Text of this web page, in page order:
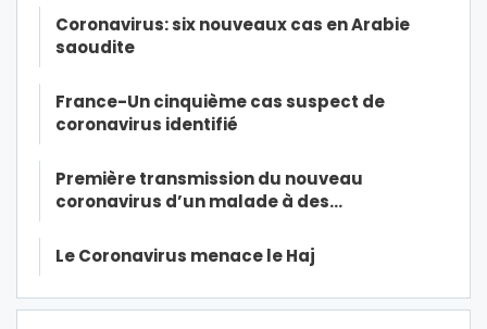
Coronavirus: six nouveaux cas en Arabie
saoudite
France-Un cinquième cas suspect de
coronavirus identifié
Première transmission du nouveau
coronavirus d’un malade à des…
Le Coronavirus menace le Haj